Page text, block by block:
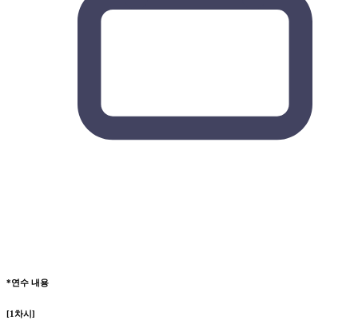
*연수 내용
[1차시]